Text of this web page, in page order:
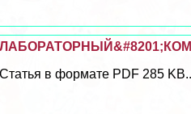
Статья в формате PDF 285